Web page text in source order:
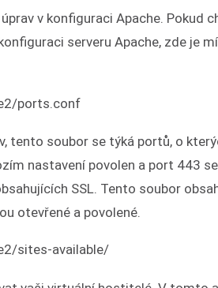
v konfiguraci Apache. Pokud
serveru Apache, zde je
ports.conf
tento soubor se týká portů, o
nastavení povolen a port 443
SSL. Tento soubor
otevřené a povolené.
sites-available/